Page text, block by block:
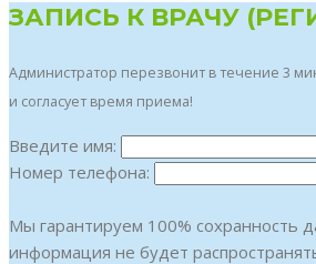
ЗАПИСЬ К ВРАЧУ
Администратор перезвонит в течение 3
и согласует время приема!
Введите имя:
Номер телефона:
Мы гарантируем 100% сохранность
информация не будет